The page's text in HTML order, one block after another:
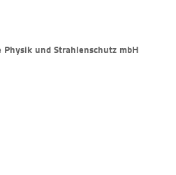
und Strahlenschutz mbH